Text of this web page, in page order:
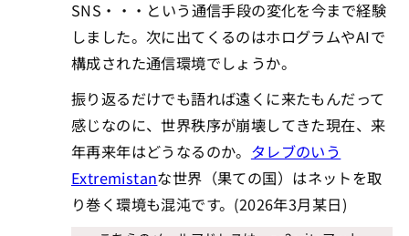
SNS・・・という通信手段の変化を今まで経験
しました。次に出てくるのはホログラムやAIで
構成された通信環境でしょうか。
振り返るだけでも語れば遠くに来たもんだって
感じなのに、世界秩序が崩壊してきた現在、来
年再来年はどうなるのか。 タレブのいう
Extremistanな世界（果ての国）はネットを取
り巻く環境も混沌です。(2026年3月某日)